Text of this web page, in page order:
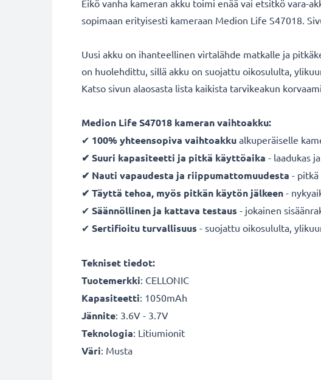
Eikö vanha kameran akku toimi enää vai etsitkö vara-
sopimaan erityisesti kameraan Medion Life S47018.
Uusi akku on ihanteellinen virtalähde matkalle ja
on huolehdittu, sillä akku on suojattu oikosululta,
Katso sivun alaosasta lista kaikista tarvikeakun
Medion Life S47018 kameran vaihtoakku:
✔ 100% yhteensopiva vaihtoakku alkuperäiselle
✔ Suuri kapasiteetti ja pitkä käyttöaika - laadukas
✔ Nauti vapaudesta ja riippumattomuudesta - pitkä
✔ Täyttä tehoa, myös pitkän käytön jälkeen -
✔ Säännöllinen ja kattava testaus - jokainen
✔ Sertifioitu turvallisuus - suojattu oikosululta,
Tekniset tiedot:
Tuotemerkki: CELLONIC
Kapasiteetti: 1050mAh
Jännite: 3.6V - 3.7V
Teknologia: Litiumionit
Väri: Musta